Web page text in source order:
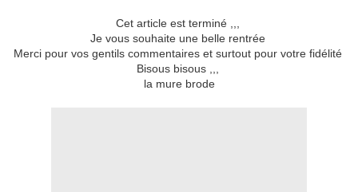
Cet article est terminé ,,,
Je vous souhaite une belle rentrée
Merci pour vos gentils commentaires et surtout pour votre fidélité
Bisous bisous ,,,
la mure brode